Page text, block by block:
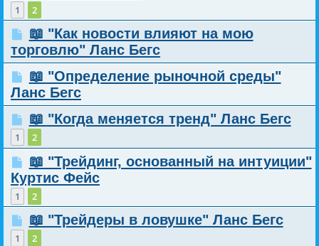
1 2
📖 "Как новости влияют на мою
торговлю" Ланс Бегс
📖 "Определение рыночной среды"
Ланс Бегс
📖 "Когда меняется тренд" Ланс Бегс
1 2
📖 "Трейдинг, основанный на интуиции"
Куртис Фейс
1 2
📖 "Трейдеры в ловушке" Ланс Бегс
1 2